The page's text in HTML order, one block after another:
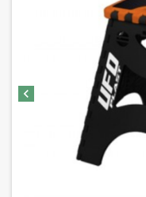
chevron_left